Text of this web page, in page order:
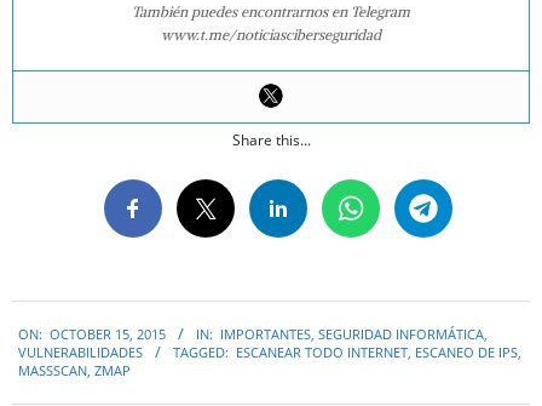
También puedes encontrarnos en Telegram
www.t.me/noticiasciberseguridad
Share this...
10-
15
ON: OCTOBER 15, 2015 IN: IMPORTANTES, SEGURIDAD INFORMÁTICA,
VULNERABILIDADES
TAGGED: ESCANEAR TODO INTERNET, ESCANEO DE IPS,
MASSSCAN, ZMAP